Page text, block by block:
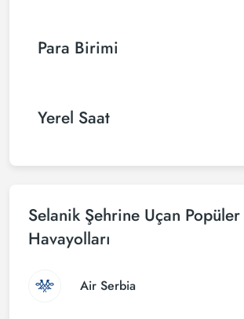
Para Birimi
Yerel Saat
Selanik Şehrine Uçan Popüler
Havayolları
Air Serbia